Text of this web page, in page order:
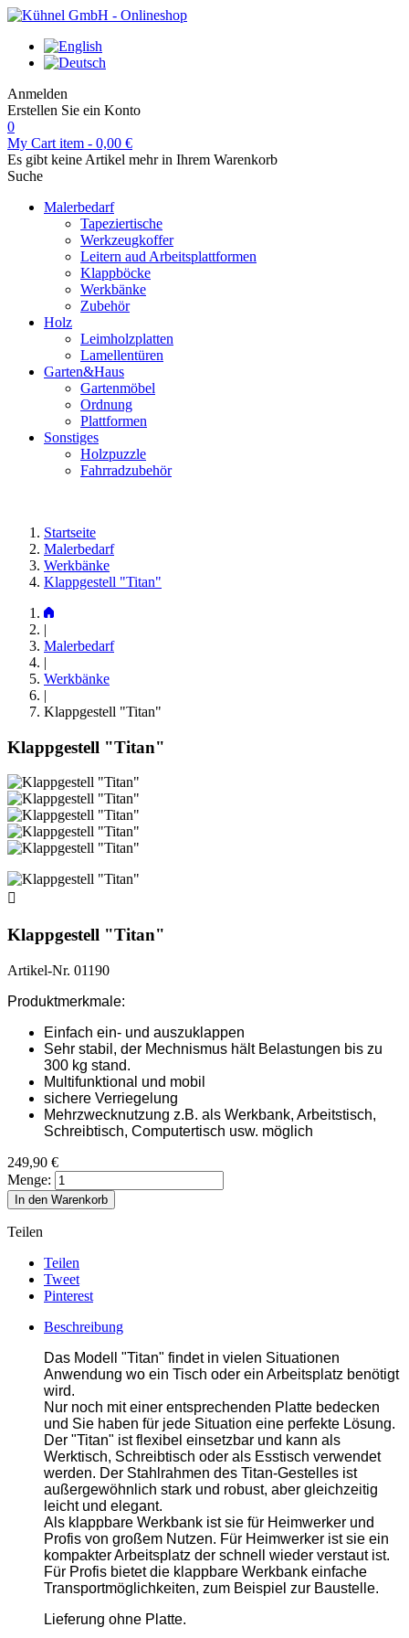
Anmelden
Erstellen Sie ein Konto
0
My Cart item - 0,00 €
Es gibt keine Artikel mehr in Ihrem Warenkorb
Suche
Malerbedarf
Tapeziertische
Werkzeugkoffer
Leitern aud Arbeitsplattformen
Klappböcke
Werkbänke
Zubehör
Holz
Leimholzplatten
Lamellentüren
Garten&Haus
Gartenmöbel
Ordnung
Plattformen
Sonstiges
Holzpuzzle
Fahrradzubehör
Startseite
Malerbedarf
Werkbänke
Klappgestell "Titan"
|
Malerbedarf
|
Werkbänke
|
Klappgestell "Titan"
Klappgestell "Titan"

Klappgestell "Titan"
Artikel-Nr. 01190
Produktmerkmale:
Einfach ein- und auszuklappen
Sehr stabil, der Mechnismus hält Belastungen bis zu
300 kg stand.
Multifunktional und mobil
sichere Verriegelung
Mehrzwecknutzung z.B. als Werkbank, Arbeitstisch,
Schreibtisch, Computertisch usw. möglich
249,90 €
Menge:
In den Warenkorb
Teilen
Teilen
Tweet
Pinterest
Beschreibung
Das Modell "Titan" findet in vielen Situationen
Anwendung wo ein Tisch oder ein Arbeitsplatz benötigt
wird.
Nur noch mit einer entsprechenden Platte bedecken
und Sie haben für jede Situation eine perfekte Lösung.
Der "Titan" ist flexibel einsetzbar und kann als
Werktisch, Schreibtisch oder als Esstisch verwendet
werden. Der Stahlrahmen des Titan-Gestelles ist
außergewöhnlich stark und robust, aber gleichzeitig
leicht und elegant.
Als klappbare Werkbank ist sie für Heimwerker und
Profis von großem Nutzen. Für Heimwerker ist sie ein
kompakter Arbeitsplatz der schnell wieder verstaut ist.
Für Profis bietet die klappbare Werkbank einfache
Transportmöglichkeiten, zum Beispiel zur Baustelle.
Lieferung ohne Platte.